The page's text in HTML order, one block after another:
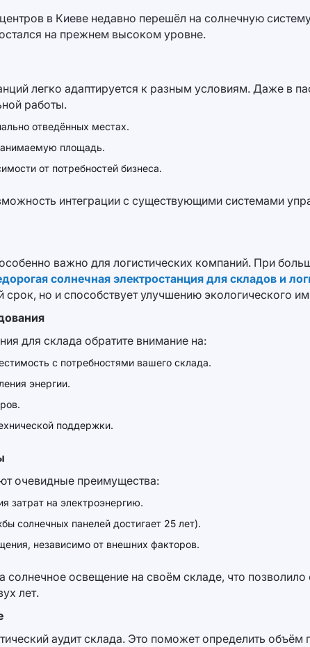
в Киеве недавно перешёл на солнечную
на прежнем высоком уровне.
легко адаптируется к разным условиям. Даже в
работы.
отведённых местах.
площадь.
от потребностей бизнеса.
интеграции с существующими системами
важно для логистических компаний. При
солнечная электростанция для складов и
срок, но и способствует улучшению экологического
для склада обратите внимание на:
с потребностями вашего склада.
энергии.
поддержки.
очевидные преимущества:
затрат на электроэнергию.
солнечных панелей достигает 25 лет).
независимо от внешних факторов.
освещение на своём складе, что
лет.
аудит склада. Это поможет определить